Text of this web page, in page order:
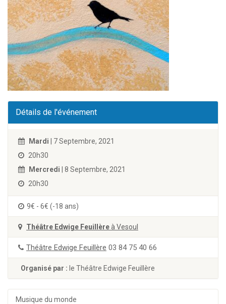
Détails de l'événement
Mardi | 7 Septembre, 2021
20h30
Mercredi | 8 Septembre, 2021
20h30
9€ - 6€ (-18 ans)
Théâtre Edwige Feuillèreà Vesoul
Théâtre Edwige Feuillère 03 84 75 40 66
Organisé par : le Théâtre Edwige Feuillère
Musique du monde